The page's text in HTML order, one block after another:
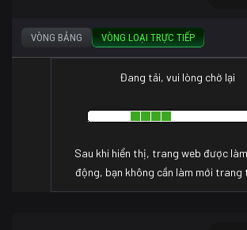
VÒNG BẢNG VÒNG LOẠI TRỰC TIẾP
Đang tải, vui lòng chờ lại
Sau khi hiển thị, trang web được
động, bạn không cần làm mới trang